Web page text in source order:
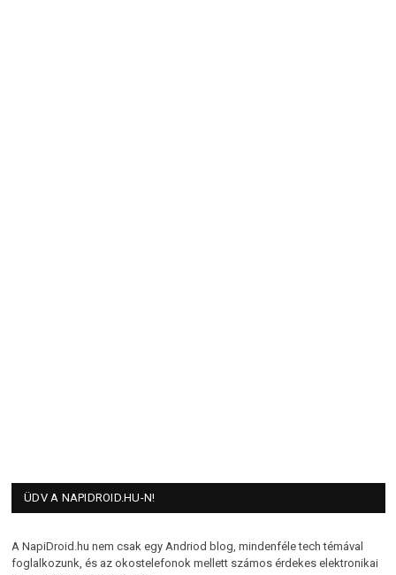
ÜDV A NAPIDROID.HU-N!
A NapiDroid.hu nem csak egy Andriod blog, mindenféle tech témával
foglalkozunk, és az okostelefonok mellett számos érdekes elektronikai